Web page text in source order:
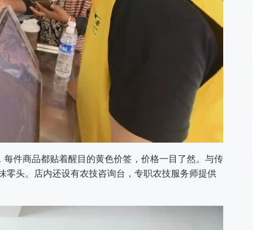
件商品都贴着醒目的黄色价签，价格一目了然。与传
零头。店内还设有农技咨询台，专职农技服务师提供